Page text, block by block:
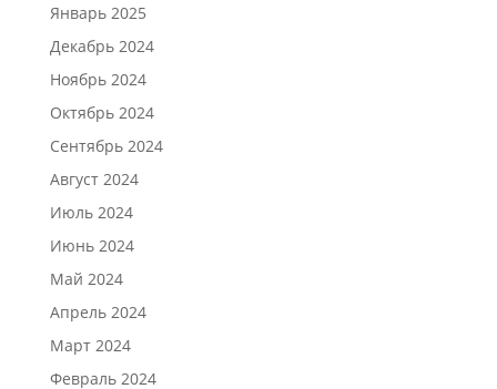
Январь 2025
Декабрь 2024
Ноябрь 2024
Октябрь 2024
Сентябрь 2024
Август 2024
Июль 2024
Июнь 2024
Май 2024
Апрель 2024
Март 2024
Февраль 2024